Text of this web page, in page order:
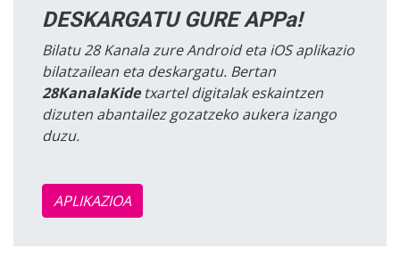
DESKARGATU GURE APPa!
Bilatu 28 Kanala zure Android eta iOS aplikazio
bilatzailean eta deskargatu. Bertan
28KanalaKidetxartel digitalak eskaintzen
dizuten abantailez gozatzeko aukera izango
duzu.
APLIKAZIOA